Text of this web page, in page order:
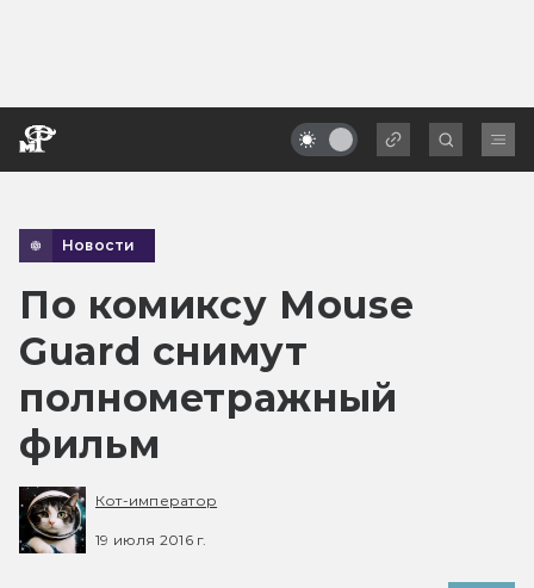
Новости
По комиксу Mouse
Guard снимут
полнометражный
фильм
Кот-император
19 июля 2016 г.